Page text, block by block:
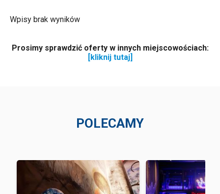
Wpisy brak wyników
Prosimy sprawdzić oferty w innych miejscowościach:
[kliknij tutaj]
POLECAMY